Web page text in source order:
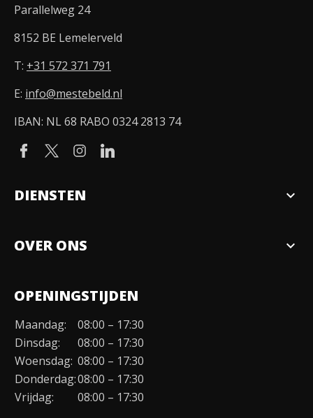
Parallelweg 24
8152 BE Lemelerveld
T: +31 572 371 791
E: info@mestebeld.nl
IBAN: NL 68 RABO 0324 2813 74
DIENSTEN expand_more
OVER ONS expand_more
Organisatie
Duurzaamheid
Werken bij
Contact
OPENINGSTIJDEN
Maandag:
08:00 – 17:30
Dinsdag:
08:00 – 17:30
Woensdag: 08:00 – 17:30
Donderdag:08:00 – 17:30
Vrijdag:
08:00 – 17:30